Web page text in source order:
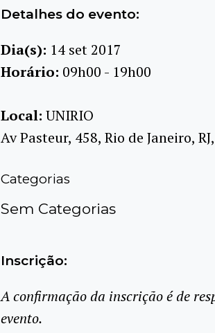
Detalhes do evento:
Dia(s): 14 set 2017
Horário: 09h00 - 19h00
Local: UNIRIO
Av Pasteur, 458, Rio de Janeiro,
Categorias
Sem Categorias
Inscrição:
A confirmação da inscrição é de
evento.